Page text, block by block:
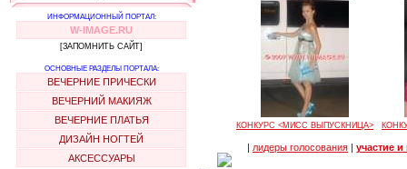
ИНФОРМАЦИОННЫЙ ПОРТАЛ:
W-IMAGE.RU
[ЗАПОМНИТЬ САЙТ]
ОСНОВНЫЕ РАЗДЕЛЫ ПОРТАЛА:
ВЕЧЕРНИЕ ПРИЧЕСКИ
ВЕЧЕРНИЙ МАКИЯЖ
ВЕЧЕРНИЕ ПЛАТЬЯ
ДИЗАЙН НОГТЕЙ
АКСЕССУАРЫ
КОНКУРС <МИСС ВЫПУСКНИЦА>
| лидеры голосования | участие